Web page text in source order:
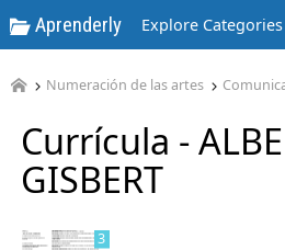
Aprenderly Explore Categories
Numeración de las artes
Currícula -
GISBERT
2
3